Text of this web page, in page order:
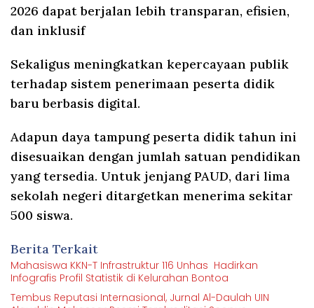
2026 dapat berjalan lebih transparan, efisien,
dan inklusif
Sekaligus meningkatkan kepercayaan publik
terhadap sistem penerimaan peserta didik
baru berbasis digital.
Adapun daya tampung peserta didik tahun ini
disesuaikan dengan jumlah satuan pendidikan
yang tersedia. Untuk jenjang PAUD, dari lima
sekolah negeri ditargetkan menerima sekitar
500 siswa.
Berita Terkait
Mahasiswa KKN-T Infrastruktur 116 Unhas Hadirkan
Infografis Profil Statistik di Kelurahan Bontoa
Tembus Reputasi Internasional, Jurnal Al-Daulah UIN